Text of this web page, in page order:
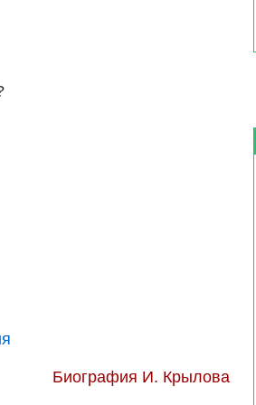
Биография И. Крылова